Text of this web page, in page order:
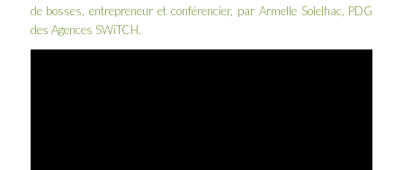
de bosses, entrepreneur et conférencier, par Armelle Solelhac, PDG
des Agences SWiTCH.